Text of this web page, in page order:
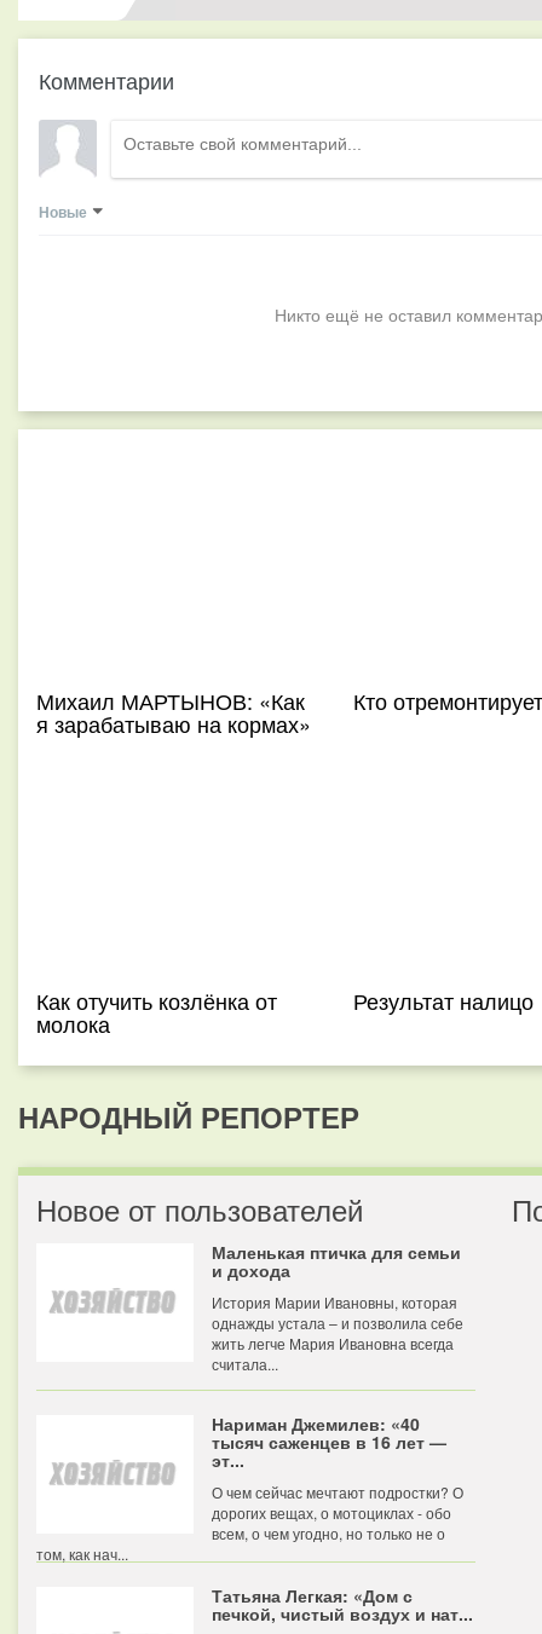
Комментарии
Новые
Никто ещё не оставил
Михаил МАРТЫНОВ: «Как
я зарабатываю на кормах»
Кто
Как отучить козлёнка от
молока
Результат налицо
НАРОДНЫЙ РЕПОРТЕР
Новое от пользователей
Маленькая птичка для семьи
и дохода
История Марии Ивановны, которая
однажды устала – и позволила себе
жить легче Мария Ивановна всегда
считала...
Нариман Джемилев: «40
тысяч саженцев в 16 лет —
эт...
О чем сейчас мечтают подростки? О
дорогих вещах, о мотоциклах - обо
всем, о чем угодно, но только не о
том, как нач...
Татьяна Легкая: «Дом с
печкой, чистый воздух и нат...